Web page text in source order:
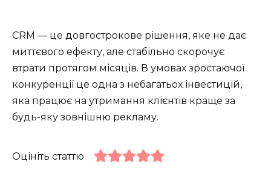
CRM — це довгострокове рішення, яке не дає
миттєвого ефекту, але стабільно скорочує
втрати протягом місяців. В умовах зростаючої
конкуренції це одна з небагатьох інвестицій,
яка працює на утримання клієнтів краще за
будь-яку зовнішню рекламу.
Оцініть статтю